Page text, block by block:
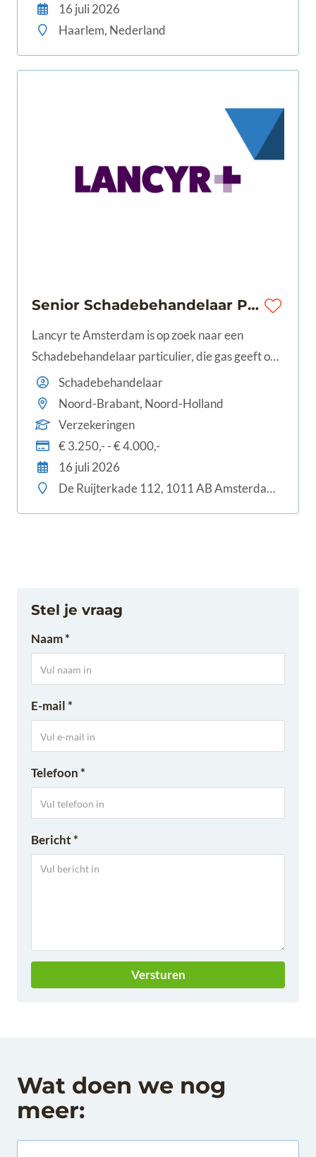
16 juli 2026
Haarlem, Nederland
Senior Schadebehandelaar Particulier | Amsterdam | 32-40 uur |€3.250 - €4.000
Lancyr te Amsterdam is op zoek naar een
Schadebehandelaar particulier, die gas geeft op
schadeherstel én klanttevredenheid en het leuk
vindt de overige collega's bij te staan en mee op
te leiden.
Schadebehandelaar
Noord-Brabant, Noord-Holland
Verzekeringen
€ 3.250,- - € 4.000,-
16 juli 2026
De Ruijterkade 112, 1011 AB Amsterdam, Nederland
Stel je vraag
Naam *
E-mail *
Telefoon *
Bericht *
Versturen
Wat doen we nog
meer: